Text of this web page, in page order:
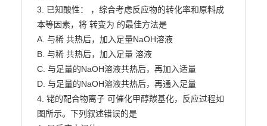
3. 已知酸性： ，综合考虑反应物的转化率和原料成
本等因素，将 转变为 的最佳方法是
A. 与稀 共热后，加入足量NaOH溶液
B. 与稀 共热后，加入足量 溶液
C. 与足量的NaOH溶液共热后，再加入适量
D. 与足量的NaOH溶液共热后，再通入足量
4. 铑的配合物离子 可催化甲醇羰基化，反应过程如
图所示。下列叙述错误的是